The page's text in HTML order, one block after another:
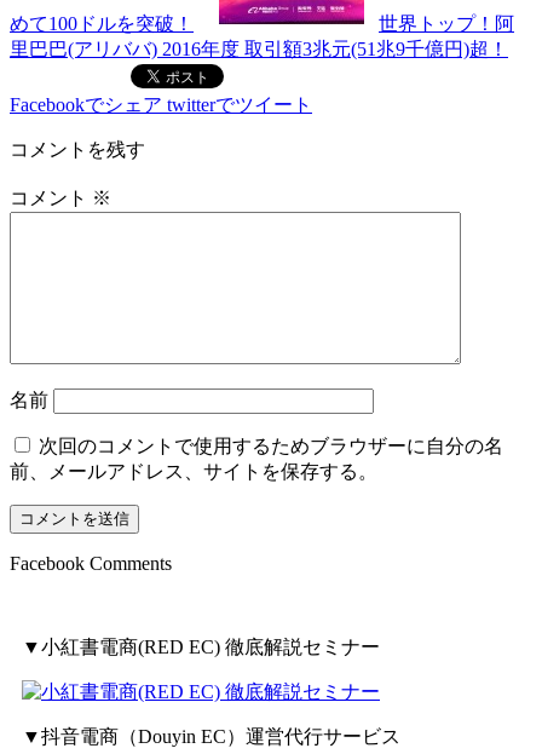
めて100ドルを突破！
世界トップ！阿
里巴巴(アリババ) 2016年度 取引額3兆元(51兆9千億円)超！
Facebookでシェア twitterでツイート
コメントを残す
コメント ※
名前
次回のコメントで使用するためブラウザーに自分の名
前、メールアドレス、サイトを保存する。
Facebook Comments
▼小紅書電商(RED EC) 徹底解説セミナー
▼抖音電商（Douyin EC）運営代行サービス